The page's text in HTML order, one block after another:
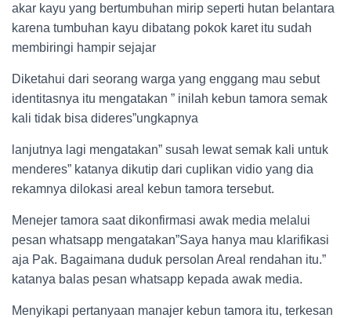
akar kayu yang bertumbuhan mirip seperti hutan belantara
karena tumbuhan kayu dibatang pokok karet itu sudah
membiringi hampir sejajar
Diketahui dari seorang warga yang enggang mau sebut
identitasnya itu mengatakan ” inilah kebun tamora semak
kali tidak bisa dideres”ungkapnya
lanjutnya lagi mengatakan” susah lewat semak kali untuk
menderes” katanya dikutip dari cuplikan vidio yang dia
rekamnya dilokasi areal kebun tamora tersebut.
Menejer tamora saat dikonfirmasi awak media melalui
pesan whatsapp mengatakan”Saya hanya mau klarifikasi
aja Pak. Bagaimana duduk persolan Areal rendahan itu.”
katanya balas pesan whatsapp kepada awak media.
Menyikapi pertanyaan manajer kebun tamora itu, terkesan